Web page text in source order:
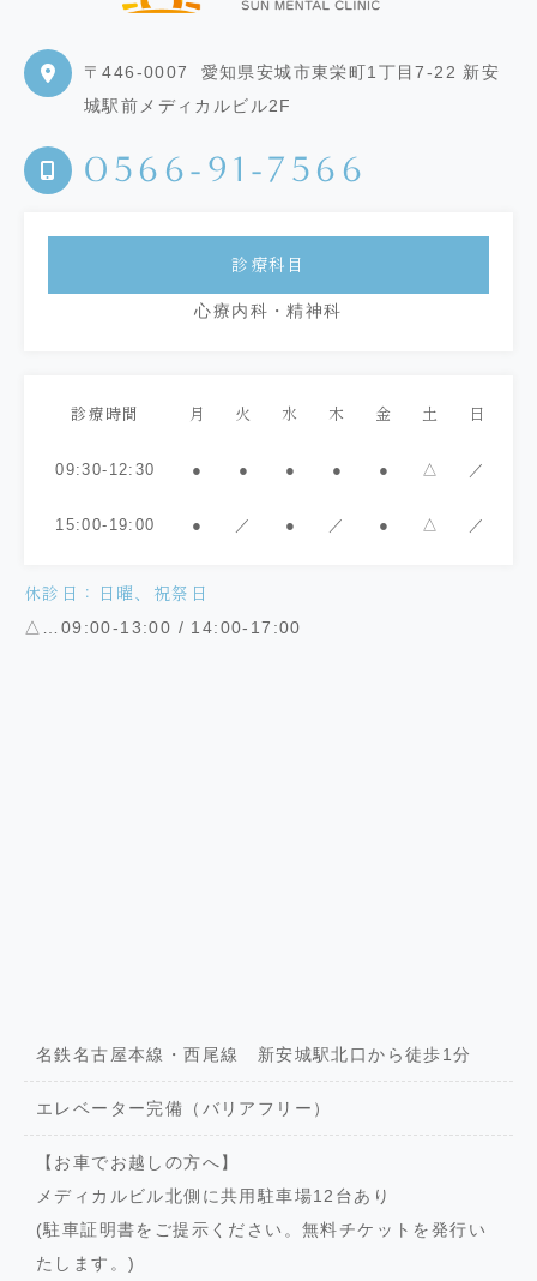
〒446-0007
愛知県安城市東栄町1丁目7-22 新安
城駅前メディカルビル2F
0566-91-7566
診療科目
心療内科・精神科
診療時間 月 火 水 木 金 土 日
09:30-12:30 ● ● ● ● ● △ ／
15:00-19:00 ● ／ ● ／ ● △ ／
休診日：日曜、祝祭日
△…09:00-13:00 / 14:00-17:00
名鉄名古屋本線・西尾線 新安城駅北口から徒歩1分
エレベーター完備（バリアフリー）
【お車でお越しの方へ】
メディカルビル北側に共用駐車場12台あり
(駐車証明書をご提示ください。無料チケットを発行い
たします。)